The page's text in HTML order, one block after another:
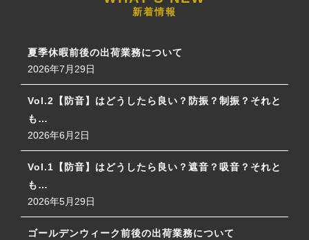
新着情報
夏季休暇前後の出荷業務について
2026年7月29日
Vol.2【防音】はどうしたら良い？防振？制振？それと
も…
2026年6月2日
Vol.1【防音】はどうしたら良い？遮音？吸音？それと
も…
2026年5月29日
ゴールデンウィーク前後の出荷業務について